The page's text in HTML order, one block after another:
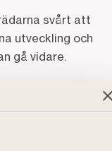
svårt att
utveckling och
gå vidare.